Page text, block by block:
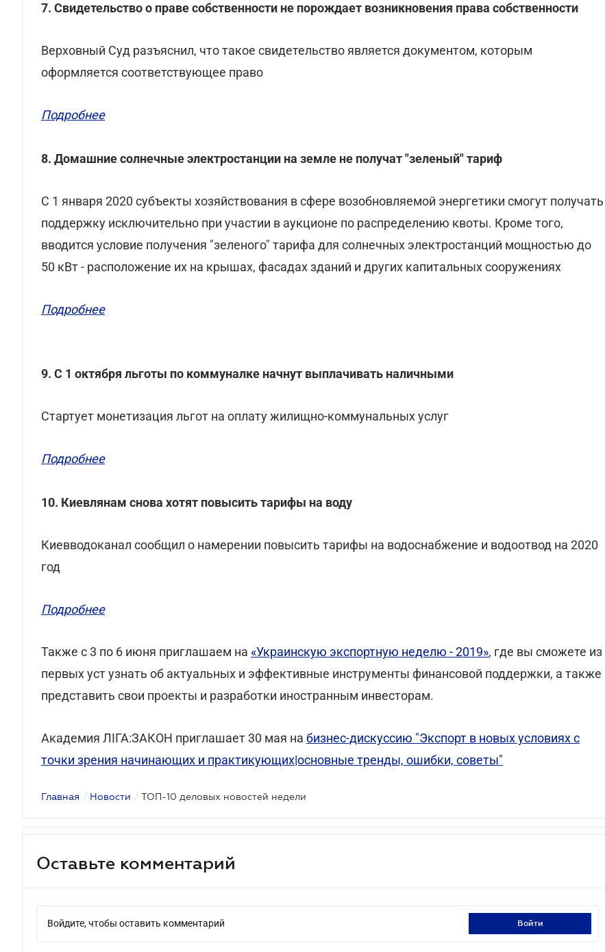
7. Свидетельство о праве собственности не порождает возникновения права собственности
Верховный Суд разъяснил, что такое свидетельство является документом, которым
оформляется соответствующее право
Подробнее
8. Домашние солнечные электростанции на земле не получат "зеленый" тариф
С 1 января 2020 субъекты хозяйствования в сфере возобновляемой энергетики смогут получать
поддержку исключительно при участии в аукционе по распределению квоты. Кроме того,
вводится условие получения "зеленого" тарифа для солнечных электростанций мощностью до
50 кВт - расположение их на крышах, фасадах зданий и других капитальных сооружениях
Подробнее
9. С 1 октября льготы по коммуналке начнут выплачивать наличными
Стартует монетизация льгот на оплату жилищно-коммунальных услуг
Подробнее
10. Киевлянам снова хотят повысить тарифы на воду
Киевводоканал сообщил о намерении повысить тарифы на водоснабжение и водоотвод на 2020
год
Подробнее
Также с 3 по 6 июня приглашаем на «Украинскую экспортную неделю - 2019», где вы сможете из
первых уст узнать об актуальных и эффективные инструменты финансовой поддержки, а также
представить свои проекты и разработки иностранным инвесторам.
Академия ЛІГА:ЗАКОН приглашает 30 мая на бизнес-дискуссию "Экспорт в новых условиях с
точки зрения начинающих и практикующих|основные тренды, ошибки, советы"
Главная / Новости / ТОП-10 деловых новостей недели
Оставьте комментарий
Войдите, чтобы оставить комментарий войти